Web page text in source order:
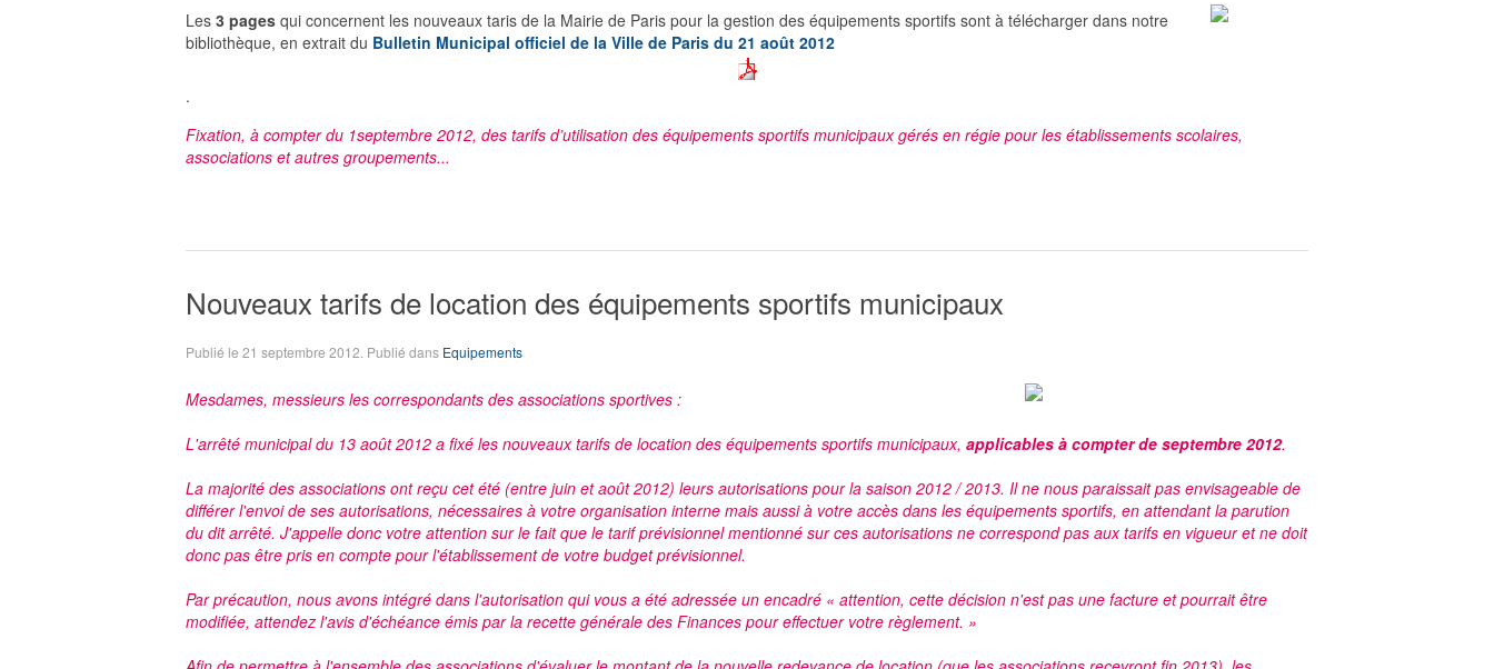
Les 3 pages qui concernent les nouveaux taris de la Mairie de Paris pour la gestion des équipements sportifs sont à télécharger dans notre
bibliothèque, en extrait du Bulletin Municipal officiel de la Ville de Paris du 21 août 2012
.
Fixation, à compter du 1septembre 2012, des tarifs d’utilisation des équipements sportifs municipaux gérés en régie pour les établissements scolaires,
associations et autres groupements...
Nouveaux tarifs de location des équipements sportifs municipaux
Publié le 21 septembre 2012 . Publié dans Equipements
Mesdames, messieurs les correspondants des associations sportives :
L'arrêté municipal du 13 août 2012 a fixé les nouveaux tarifs de location des équipements sportifs municipaux, applicables à compter de septembre 2012.
La majorité des associations ont reçu cet été (entre juin et août 2012) leurs autorisations pour la saison 2012 / 2013. Il ne nous paraissait pas envisageable de
différer l'envoi de ses autorisations, nécessaires à votre organisation interne mais aussi à votre accès dans les équipements sportifs, en attendant la parution
du dit arrêté. J'appelle donc votre attention sur le fait que le tarif prévisionnel mentionné sur ces autorisations ne correspond pas aux tarifs en vigueur et ne doit
donc pas être pris en compte pour l'établissement de votre budget prévisionnel.
Par précaution, nous avons intégré dans l'autorisation qui vous a été adressée un encadré « attention, cette décision n'est pas une facture et pourrait être
modifiée, attendez l'avis d'échéance émis par la recette générale des Finances pour effectuer votre règlement. »